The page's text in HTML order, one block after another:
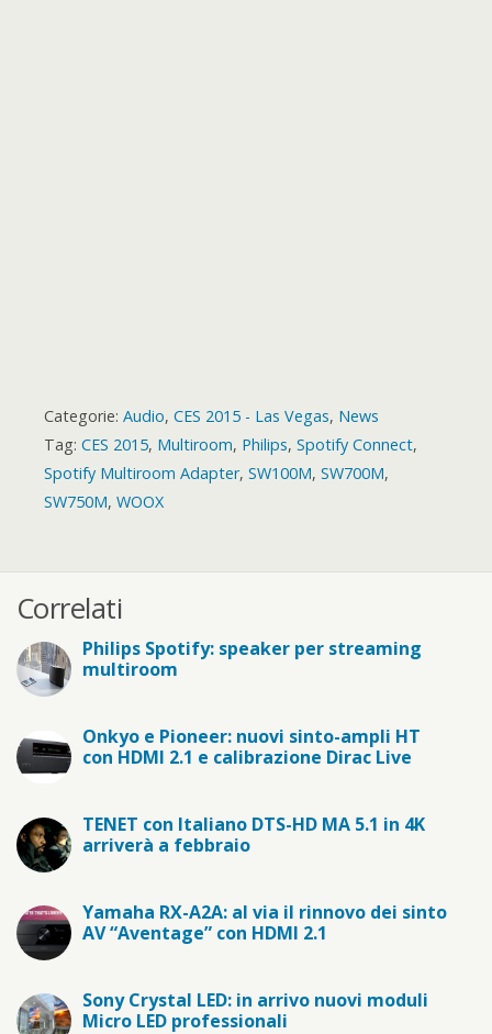
Categorie: Audio, CES 2015 - Las Vegas, News
Tag: CES 2015, Multiroom, Philips, Spotify Connect,
Spotify Multiroom Adapter, SW100M, SW700M,
SW750M, WOOX
Correlati
Philips Spotify: speaker per streaming
multiroom
Onkyo e Pioneer: nuovi sinto-ampli HT
con HDMI 2.1 e calibrazione Dirac Live
TENET con Italiano DTS-HD MA 5.1 in 4K
arriverà a febbraio
Yamaha RX-A2A: al via il rinnovo dei sinto
AV “Aventage” con HDMI 2.1
Sony Crystal LED: in arrivo nuovi moduli
Micro LED professionali